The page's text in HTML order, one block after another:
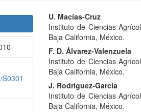
Contenido
principal
del
artículo
U. Macías-Cruz
Instituto de Ciencias
Baja California, México.
F. D. Álvarez-Valenzuela
Instituto de Ciencias
Baja California, México.
J. Rodríguez-García
Instituto de Ciencias
Baja California, México.